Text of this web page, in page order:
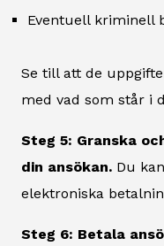
Eventuell kriminell
Se till att de
med vad som står i
Steg 5: Granska
din ansökan. Du
elektroniska
Steg 6: Betala